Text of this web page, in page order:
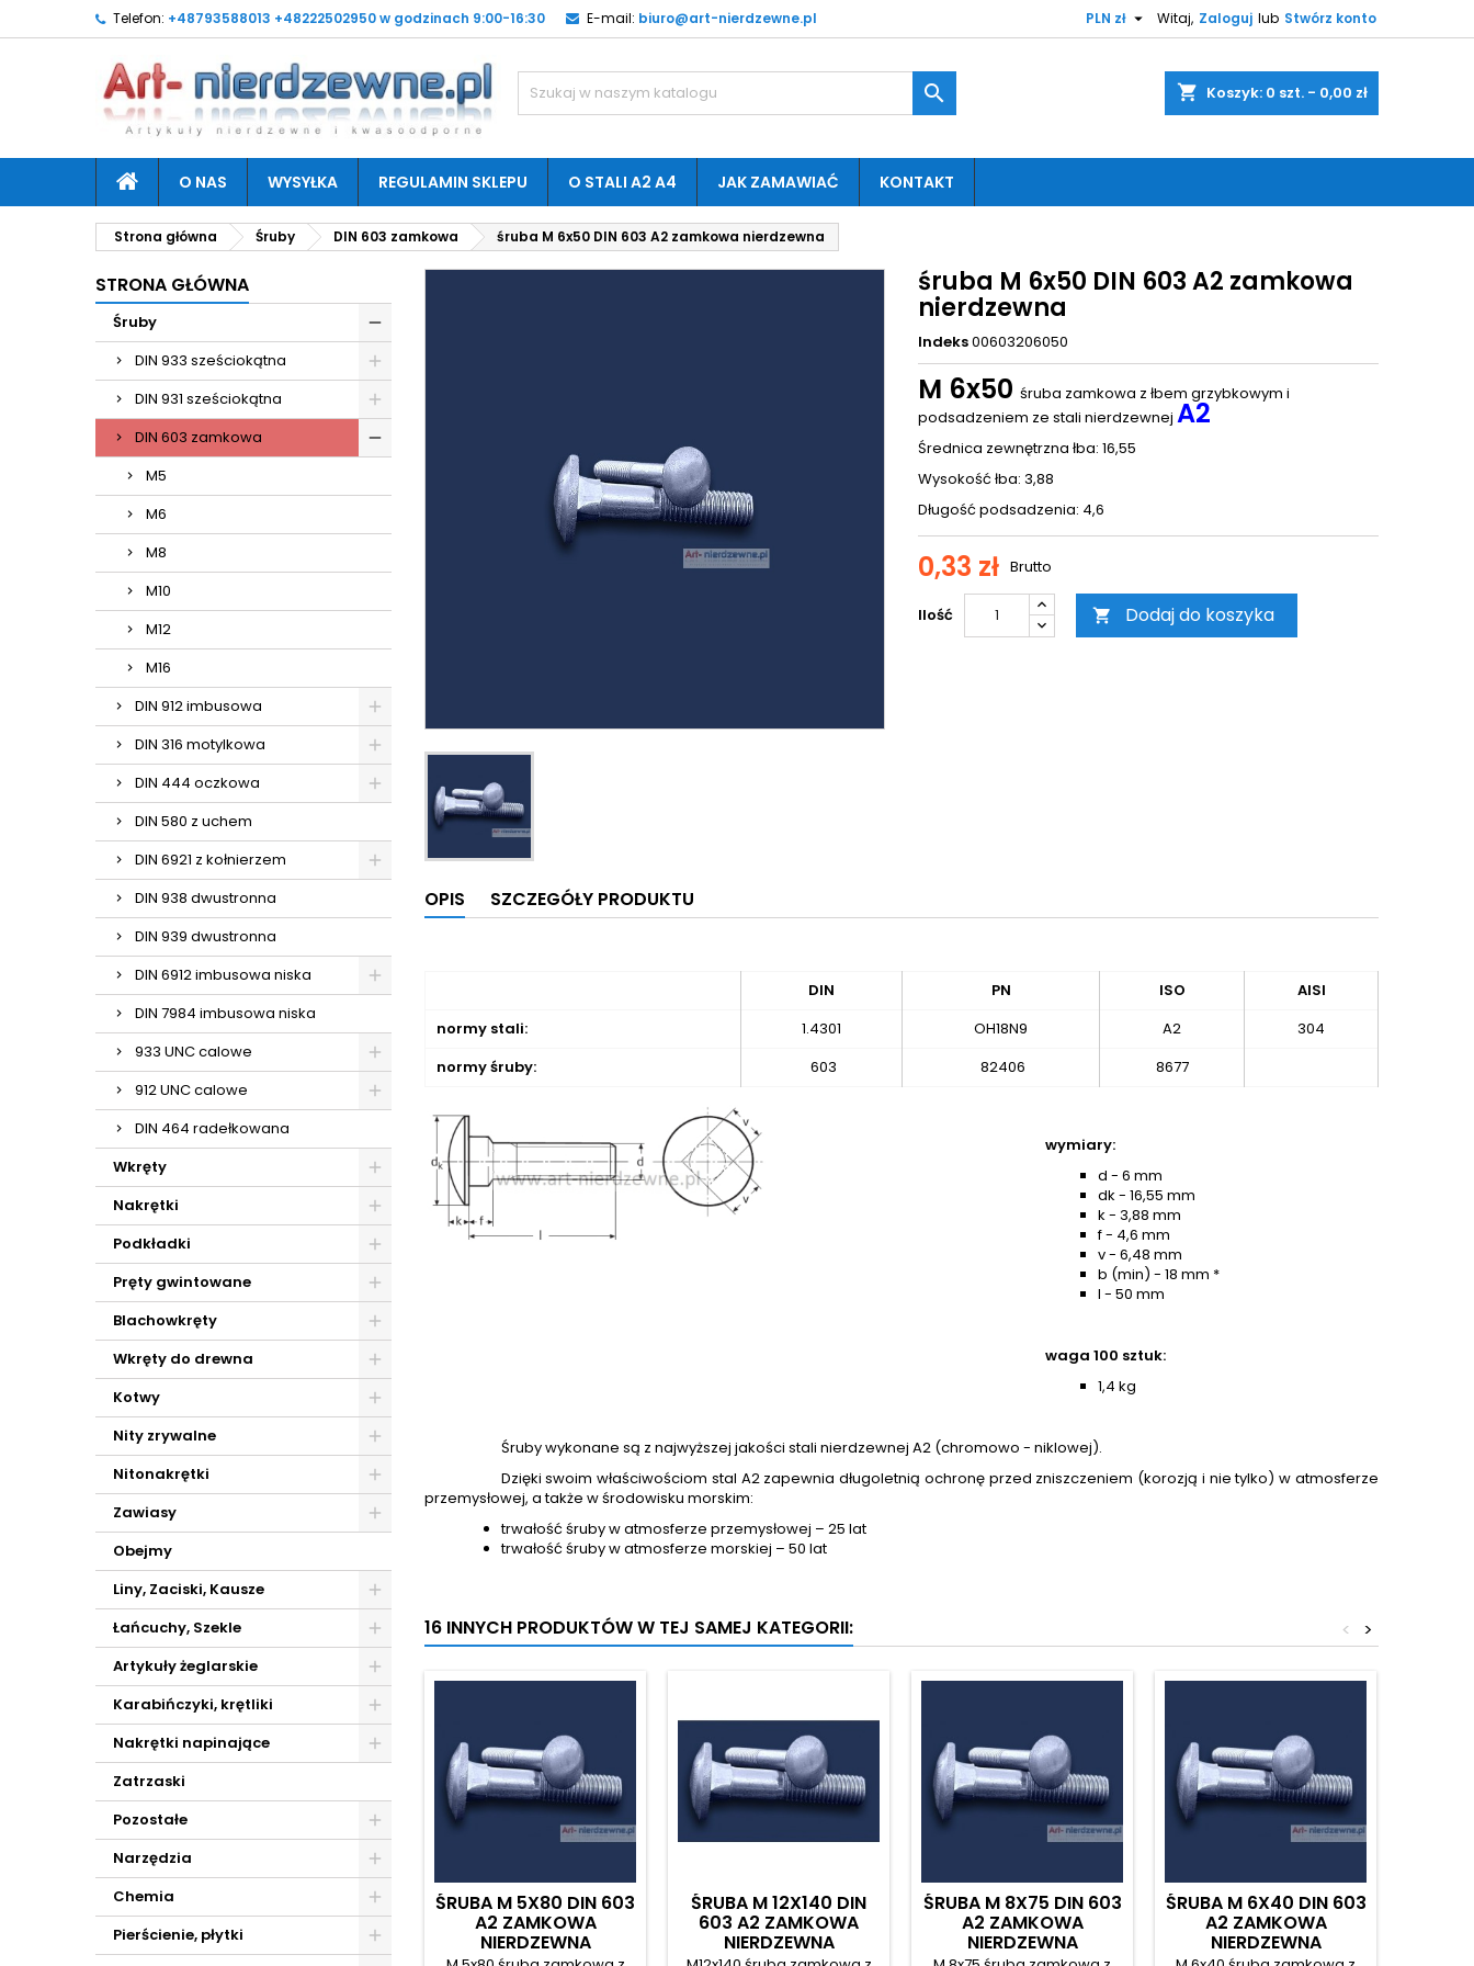
Telefon: +48793588013 +48222502950 w godzinach 9:00-16:30 E-mail: biuro@art-nierdzewne.pl Witaj, Zaloguj lub Stwórz konto
PLN zł 
shopping_cart Koszyk: 0 szt. - 0,00 zł

O NAS WYSYŁKA REGULAMIN SKLEPU O STALI A2 A4 JAK ZAMAWIAĆ KONTAKT
Strona główna Śruby DIN 603 zamkowa śruba M 6x50 DIN 603 A2 zamkowa nierdzewna
STRONA GŁÓWNA
Śruby
DIN 933 sześciokątna
DIN 931 sześciokątna
DIN 603 zamkowa
M5
M6
M8
M10
M12
M16
DIN 912 imbusowa
DIN 316 motylkowa
DIN 444 oczkowa
DIN 580 z uchem
DIN 6921 z kołnierzem
DIN 938 dwustronna
DIN 939 dwustronna
DIN 6912 imbusowa niska
DIN 7984 imbusowa niska
933 UNC calowe
912 UNC calowe
DIN 464 radełkowana
Wkręty
Nakrętki
Podkładki
Pręty gwintowane
Blachowkręty
Wkręty do drewna
Kotwy
Nity zrywalne
Nitonakrętki
Zawiasy
Obejmy
Liny, Zaciski, Kausze
Łańcuchy, Szekle
Artykuły żeglarskie
Karabińczyki, krętliki
Nakrętki napinające
Zatrzaski
Pozostałe
Narzędzia
Chemia
Pierścienie, płytki
śruba M 6x50 DIN 603 A2 zamkowa
nierdzewna
Indeks00603206050
M 6x50 śruba zamkowa z łbem grzybkowym i
podsadzeniem ze stali nierdzewnej A2
Średnica zewnętrzna łba: 16,55
Wysokość łba: 3,88
Długość podsadzenia: 4,6
0,33 zł Brutto
Ilość  Dodaj do koszyka
OPIS SZCZEGÓŁY PRODUKTU
DIN PN ISO
AISI
normy stali:
1.4301 OH18N9 A2
304
normy śruby:
603 82406 8677
wymiary:
d - 6 mm
dk - 16,55 mm
k - 3,88 mm
f - 4,6 mm
v - 6,48 mm
b (min) - 18 mm *
l - 50 mm
waga 100 sztuk:
1,4 kg
Śruby wykonane są z najwyższej jakości stali nierdzewnej A2 (chromowo - niklowej).
Dzięki swoim właściwościom stal A2 zapewnia długoletnią ochronę przed zniszczeniem (korozją i nie tylko) w atmosferze
przemysłowej, a także w środowisku morskim:
trwałość śruby w atmosferze przemysłowej – 25 lat
trwałość śruby w atmosferze morskiej – 50 lat
16 INNYCH PRODUKTÓW W TEJ SAMEJ KATEGORII: >
<
ŚRUBA M 5X80 DIN 603
A2 ZAMKOWA
NIERDZEWNA
ŚRUBA M 12X140 DIN
603 A2 ZAMKOWA
NIERDZEWNA
ŚRUBA M 8X75 DIN 603
A2 ZAMKOWA
NIERDZEWNA
ŚRUBA M 6X40 DIN 603
A2 ZAMKOWA
NIERDZEWNA